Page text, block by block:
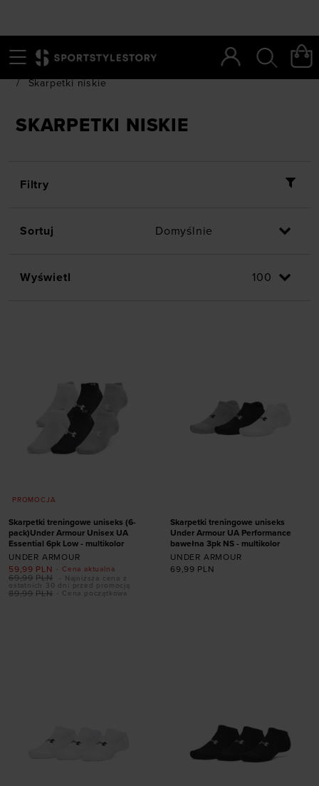
SportStyleStory Akcesoria
Skarpetki
/
Skarpetki niskie
SKARPETKI NISKIE
Filtry
Sortuj
Wyświetl
PROMOCJA
Dodaj produkt w
Skarpetki treningowe uniseks (6-
pack)Under Armour Unisex UA
Essential 6pk Low - multikolor
UNDER ARMOUR
- Cena aktualna
59,99 PLN
- Cena początkowa
89,99 PLN
69,99 PLN
- Najniższa cena z
ostatnich 30 dni przed promocją
Skarpetki treningowe uniseks
Under Armour UA Performance
bawełna 3pk NS - multikolor
UNDER ARMOUR
69,99 PLN